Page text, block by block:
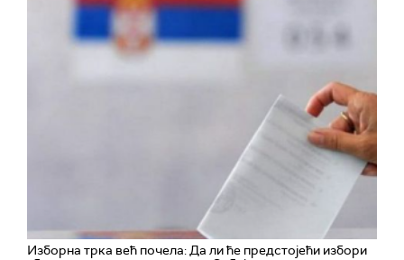
Изборна трка већ почела: Да ли ће предстојећи избори